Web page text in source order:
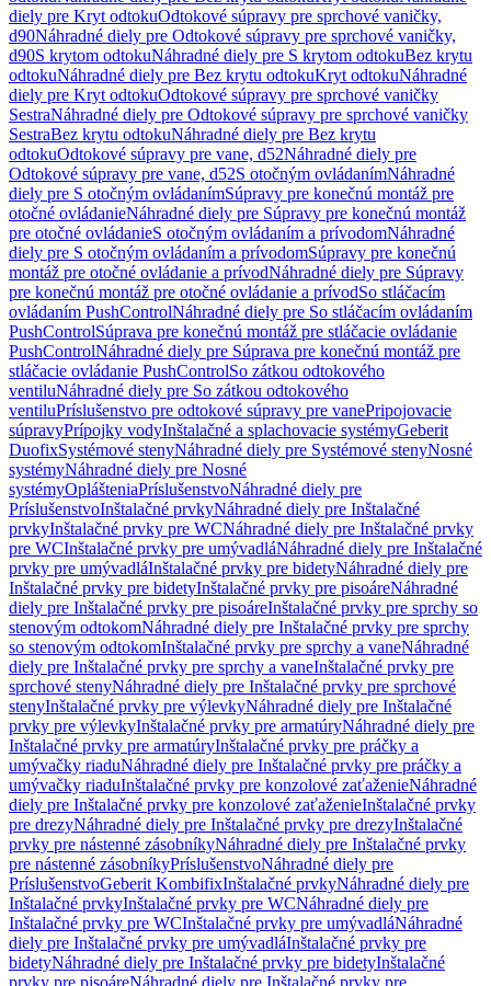
diely pre Kryt odtokuOdtokové súpravy pre sprchové vaničky,
d90Náhradné diely pre Odtokové súpravy pre sprchové vaničky,
d90S krytom odtokuNáhradné diely pre S krytom odtokuBez krytu
odtokuNáhradné diely pre Bez krytu odtokuKryt odtokuNáhradné
diely pre Kryt odtokuOdtokové súpravy pre sprchové vaničky
SestraNáhradné diely pre Odtokové súpravy pre sprchové vaničky
SestraBez krytu odtokuNáhradné diely pre Bez krytu
odtokuOdtokové súpravy pre vane, d52Náhradné diely pre
Odtokové súpravy pre vane, d52S otočným ovládanímNáhradné
diely pre S otočným ovládanímSúpravy pre konečnú montáž pre
otočné ovládanieNáhradné diely pre Súpravy pre konečnú montáž
pre otočné ovládanieS otočným ovládaním a prívodomNáhradné
diely pre S otočným ovládaním a prívodomSúpravy pre konečnú
montáž pre otočné ovládanie a prívodNáhradné diely pre Súpravy
pre konečnú montáž pre otočné ovládanie a prívodSo stláčacím
ovládaním PushControlNáhradné diely pre So stláčacím ovládaním
PushControlSúprava pre konečnú montáž pre stláčacie ovládanie
PushControlNáhradné diely pre Súprava pre konečnú montáž pre
stláčacie ovládanie PushControlSo zátkou odtokového
ventiluNáhradné diely pre So zátkou odtokového
ventiluPríslušenstvo pre odtokové súpravy pre vanePripojovacie
súpravyPrípojky vodyInštalačné a splachovacie systémyGeberit
DuofixSystémové stenyNáhradné diely pre Systémové stenyNosné
systémyNáhradné diely pre Nosné
systémyOplášteniaPríslušenstvoNáhradné diely pre
PríslušenstvoInštalačné prvkyNáhradné diely pre Inštalačné
prvkyInštalačné prvky pre WCNáhradné diely pre Inštalačné prvky
pre WCInštalačné prvky pre umývadláNáhradné diely pre Inštalačné
prvky pre umývadláInštalačné prvky pre bidetyNáhradné diely pre
Inštalačné prvky pre bidetyInštalačné prvky pre pisoáreNáhradné
diely pre Inštalačné prvky pre pisoáreInštalačné prvky pre sprchy so
stenovým odtokomNáhradné diely pre Inštalačné prvky pre sprchy
so stenovým odtokomInštalačné prvky pre sprchy a vaneNáhradné
diely pre Inštalačné prvky pre sprchy a vaneInštalačné prvky pre
sprchové stenyNáhradné diely pre Inštalačné prvky pre sprchové
stenyInštalačné prvky pre výlevkyNáhradné diely pre Inštalačné
prvky pre výlevkyInštalačné prvky pre armatúryNáhradné diely pre
Inštalačné prvky pre armatúryInštalačné prvky pre práčky a
umývačky riaduNáhradné diely pre Inštalačné prvky pre práčky a
umývačky riaduInštalačné prvky pre konzolové zaťaženieNáhradné
diely pre Inštalačné prvky pre konzolové zaťaženieInštalačné prvky
pre drezyNáhradné diely pre Inštalačné prvky pre drezyInštalačné
prvky pre nástenné zásobníkyNáhradné diely pre Inštalačné prvky
pre nástenné zásobníkyPríslušenstvoNáhradné diely pre
PríslušenstvoGeberit KombifixInštalačné prvkyNáhradné diely pre
Inštalačné prvkyInštalačné prvky pre WCNáhradné diely pre
Inštalačné prvky pre WCInštalačné prvky pre umývadláNáhradné
diely pre Inštalačné prvky pre umývadláInštalačné prvky pre
bidetyNáhradné diely pre Inštalačné prvky pre bidetyInštalačné
prvky pre pisoáreNáhradné diely pre Inštalačné prvky pre